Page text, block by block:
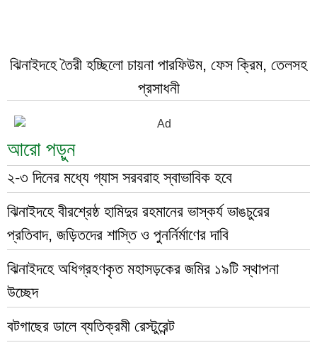
ঝিনাইদহে তৈরী হচ্ছিলো চায়না পারফিউম, ফেস ক্রিম, তেলসহ
প্রসাধনী
আরো পড়ুন
২-৩ দিনের মধ্যে গ্যাস সরবরাহ স্বাভাবিক হবে
ঝিনাইদহে বীরশ্রেষ্ঠ হামিদুর রহমানের ভাস্কর্য ভাঙচুরের
প্রতিবাদ, জড়িতদের শাস্তি ও পুনর্নির্মাণের দাবি
ঝিনাইদহে অধিগ্রহণকৃত মহাসড়কের জমির ১৯টি স্থাপনা
উচ্ছেদ
বটগাছের ডালে ব্যতিক্রমী রেস্টুরেন্ট